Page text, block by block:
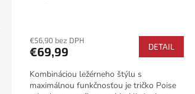
€56,90 bez DPH
€69,99 DETAIL
Kombináciou ležérneho štýlu s
maximálnou funkčnosťou je tričko Poise